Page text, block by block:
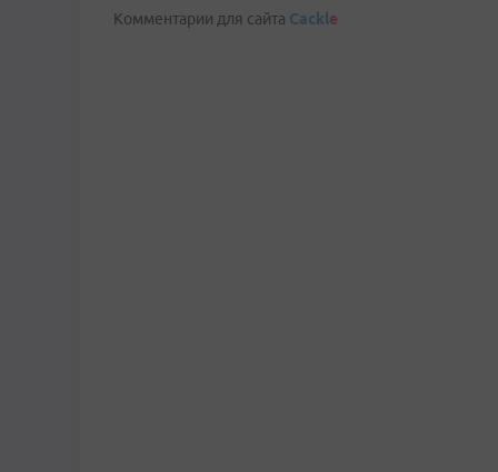
Комментарии для сайта Cackle